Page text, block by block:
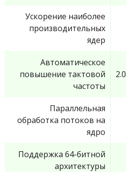
Ускорение наиболее
производительных
ядер
Автоматическое
повышение тактовой
частоты
2.0
Параллельная
обработка потоков на
ядро
Поддержка 64-битной
архитектуры